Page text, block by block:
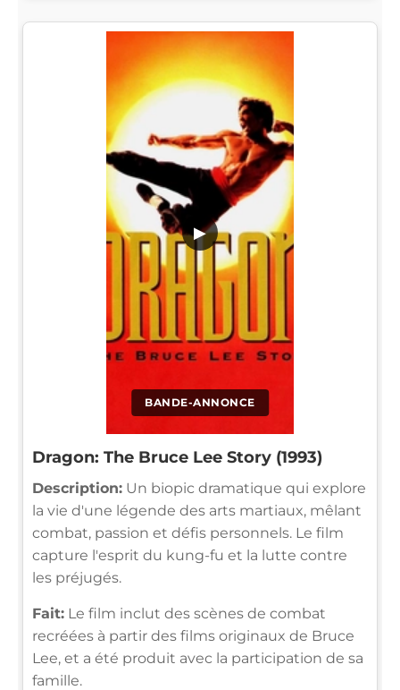
BANDE-ANNONCE
▶
Dragon: The Bruce Lee Story (1993)
Description: Un biopic dramatique qui explore
la vie d'une légende des arts martiaux, mêlant
combat, passion et défis personnels. Le film
capture l'esprit du kung-fu et la lutte contre
les préjugés.
Fait: Le film inclut des scènes de combat
recréées à partir des films originaux de Bruce
Lee, et a été produit avec la participation de sa
famille.